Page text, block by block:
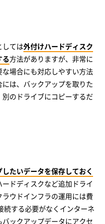
しては外付けハードディスク
る方法がありますが、非常に
場合にも対応しやすい方法
は、バックアップを取りた
のドライブにコピーするだ
たいデータを保存しておく
ドディスクなど追加ドライ
ウドインフラの運用には費
続する必要がなくインターネ
ックアップデータにアクセ